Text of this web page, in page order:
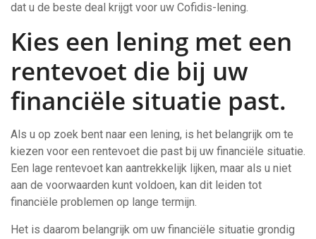
dat u de beste deal krijgt voor uw Cofidis-lening.
Kies een lening met een
rentevoet die bij uw
financiële situatie past.
Als u op zoek bent naar een lening, is het belangrijk om te
kiezen voor een rentevoet die past bij uw financiële situatie.
Een lage rentevoet kan aantrekkelijk lijken, maar als u niet
aan de voorwaarden kunt voldoen, kan dit leiden tot
financiële problemen op lange termijn.
Het is daarom belangrijk om uw financiële situatie grondig